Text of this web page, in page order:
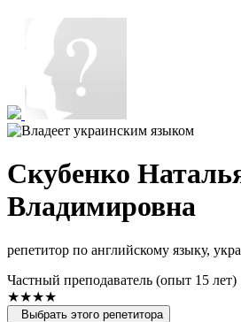
Скубенко
Владимировна
репетитор по английскому языку,
Частный преподаватель (опыт 15 лет)
★★★★
Выбрать этого репетитора